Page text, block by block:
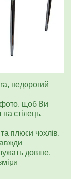
недорогий
фото, щоб Ви
стілець,
плюси чохлів.
довше.